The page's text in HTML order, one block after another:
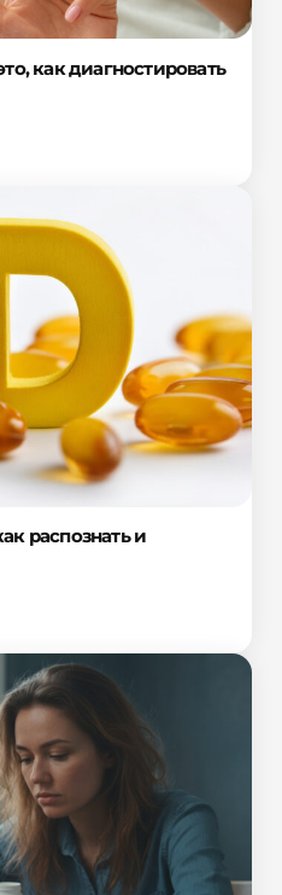
как диагностировать
распознать и